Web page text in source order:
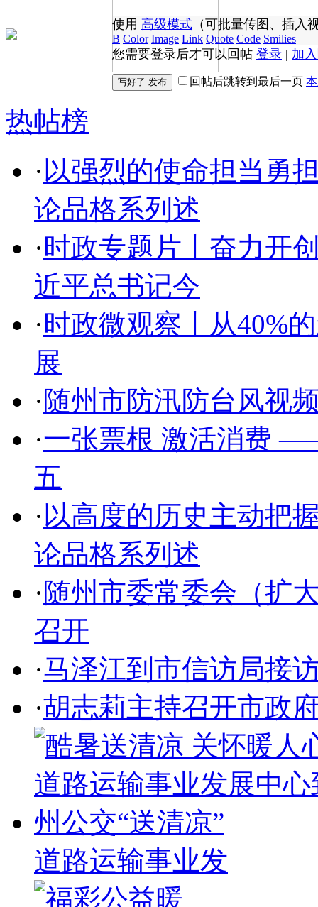
使用 高级模式 （可批量传图、插入
B Color Image Link Quote Code Smilies
您需要登录后才可以回帖 登录 | 加
回帖后跳转到最后一页
热帖榜
·以强烈的使命担当勇
论品格系列述
·时政专题片丨奋力开
近平总书记今
·时政微观察丨从40%
展
·随州市防汛防台风视
·一张票根 激活消费
五
·以高度的历史主动把
论品格系列述
·随州市委常委会（扩
召开
·马泽江到市信访局接
·胡志莉主持召开市政
道路运输事业发